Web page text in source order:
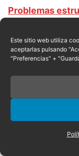
Este sitio web utiliza
aceptarlas pulsando
"Preferencias" +
Problemas
conocidas, se
su perfección.
riesgo y de baja
Problemas no
todas las